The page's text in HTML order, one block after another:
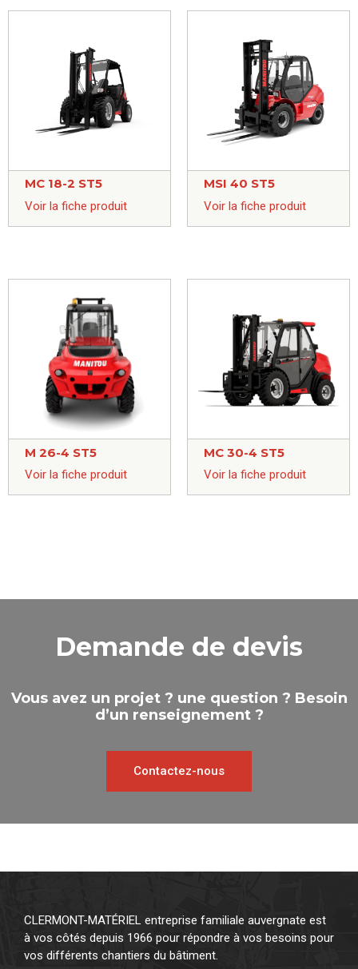
MC 18-2 ST5
Voir la fiche produit
MSI 40 ST5
Voir la fiche produit
M 26-4 ST5
Voir la fiche produit
MC 30-4 ST5
Voir la fiche produit
Demande de devis
Vous avez un projet ? une question ? Besoin
d’un renseignement ?
Contactez-nous
CLERMONT-MATÉRIEL entreprise familiale auvergnate est
à vos côtés depuis 1966 pour répondre à vos besoins pour
vos différents chantiers du bâtiment.